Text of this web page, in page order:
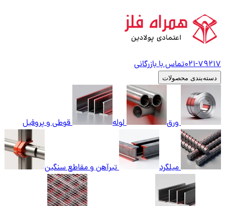
021-79217 تماس با بازرگانی
دسته‌بندی محصولات
ورق لوله قوطی و پروفیل
میلگرد تیرآهن و مقاطع سنگین